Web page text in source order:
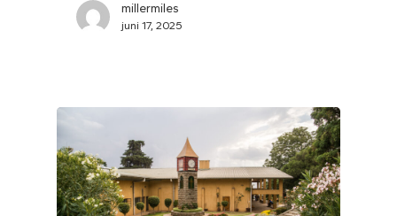
millermiles
juni 17, 2025